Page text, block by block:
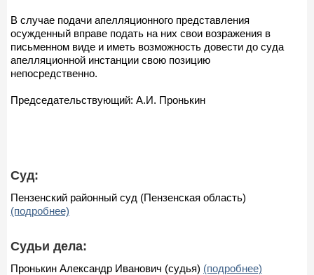
В случае подачи апелляционного представления
осужденный вправе подать на них свои возражения в
письменном виде и иметь возможность довести до суда
апелляционной инстанции свою позицию
непосредственно.
Председательствующий: А.И. Пронькин
Суд:
Пензенский районный суд (Пензенская область)
(подробнее)
Судьи дела:
Пронькин Александр Иванович (судья) (подробнее)